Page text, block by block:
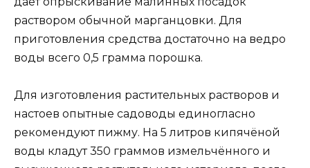
раствором обычной марганцовки. Для
приготовления средства достаточно на ведро
воды всего 0,5 грамма порошка.
Для изготовления растительных растворов и
настоев опытные садоводы единогласно
рекомендуют пижму. На 5 литров кипячёной
воды кладут 350 граммов измельчённого и